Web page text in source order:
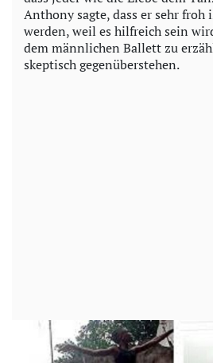
Anthony sagte, dass er sehr froh
werden, weil es hilfreich sein
dem männlichen Ballett zu
skeptisch gegenüberstehen.